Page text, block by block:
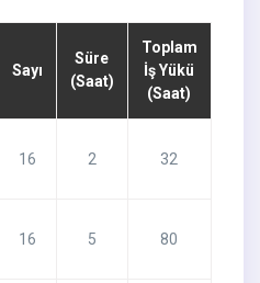
Sayı
Süre
(Saat)
Toplam
İş Yükü
(Saat)
16 2 32
16 5 80